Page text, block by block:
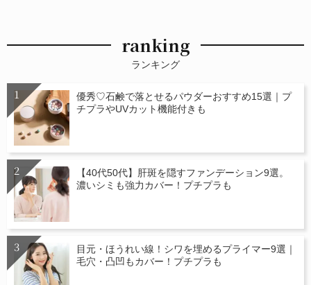
ranking
ランキング
優秀♡石鹸で落とせるパウダーおすすめ15選｜プ
チプラやUVカット機能付きも
【40代50代】肝斑を隠すファンデーション9選。
濃いシミも強力カバー！プチプラも
目元・ほうれい線！シワを埋めるプライマー9選｜
毛穴・凸凹もカバー！プチプラも